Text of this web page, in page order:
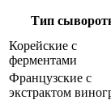
Тип
Корейские с
ферментами
Французские с
экстрактом